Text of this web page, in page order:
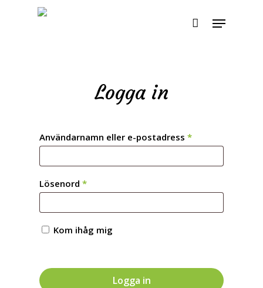
Menu
Logga in
Användarnamn eller e-postadress *
Lösenord *
Kom ihåg mig
Logga in